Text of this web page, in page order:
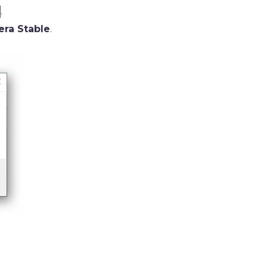
.
Stable.